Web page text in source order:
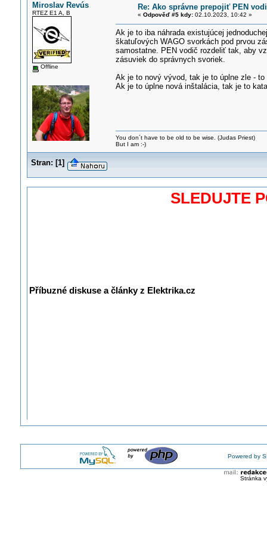
Miroslav Revús
RTEZ E1 A, B
Offline
Re: Ako správne prepojiť PEN
« Odpověď #5 kdy:02.10.2023, 10:42 »
Ak je to iba náhrada existujúcej
škatuľových WAGO svorkách pod prvou
samostatne. PEN vodič rozdeliť tak, aby
zásuviek do správnych svoriek.
Ak je to nový vývod, tak je to úplne zle -
Ak je to úplne nová inštalácia, tak je to
You don´t have to be old to be wise. (Judas Priest)
But I am :-)
Stran: [1]
SLEDUJTE
Příbuzné diskuse a články z Elektrika.cz
Powered by
Stránka